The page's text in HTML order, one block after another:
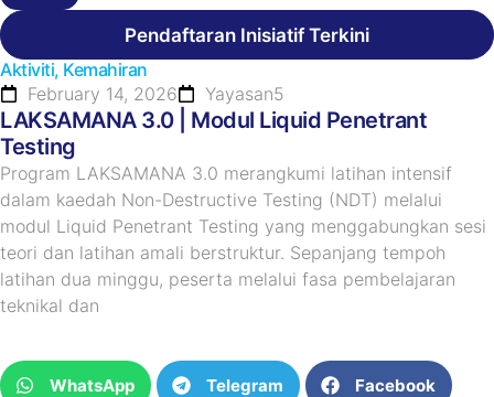
Pendaftaran Inisiatif Terkini
Aktiviti, Kemahiran
February 14, 2026
Yayasan5
LAKSAMANA 3.0 | Modul Liquid Penetrant
Testing
Program LAKSAMANA 3.0 merangkumi latihan intensif
dalam kaedah Non-Destructive Testing (NDT) melalui
modul Liquid Penetrant Testing yang menggabungkan sesi
teori dan latihan amali berstruktur. Sepanjang tempoh
latihan dua minggu, peserta melalui fasa pembelajaran
teknikal dan
WhatsApp Telegram Facebook